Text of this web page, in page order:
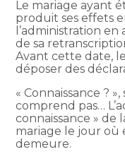
Le mariage ayant
produit ses effets
l’administration
de sa
Avant cette date,
déposer des
« Connaissance ?
comprend pas…
connaissance »
mariage le jour où
demeure.